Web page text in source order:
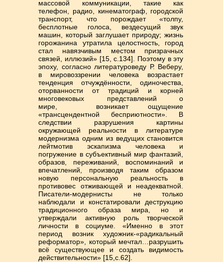
массовой коммуникации, такие как
телефон, радио, кинематограф, городской
транспорт, что порождает «толпу,
бесплотные голоса, вездесущий звук
машин, который заглушает природу; жизнь
горожанина утратила целостность, город
стал навязчивым местом призрачных
связей, иллюзий» [15, с.134]. Поэтому в эту
эпоху, согласно литературоведу Р. Веберу,
в мировоззрении человека возрастает
тенденция отчуждённости, одиночества,
оторванности от традиций и корней
многовековых представлений о
мире, возникает ощущение
«трансцендентной бесприютности». В
следствии разрушения картины
окружающей реальности в литературе
модернизма одним из ведущих становится
лейтмотив эскапизма человека и
погружение в субъективный мир фантазий,
образов, переживаний, воспоминаний и
впечатлений, производя таким образом
новую персональную реальность в
противовес отживающей и неадекватной.
Писатели-модернисты не только
наблюдали и констатировали деструкцию
традиционного образа мира, но и
утверждали активную роль творческой
личности в социуме. «Именно в этот
период возник художник-«радикальный
реформатор», который мечтал…разрушить
всё существующее и создать видимость
действительности» [15,с.62].